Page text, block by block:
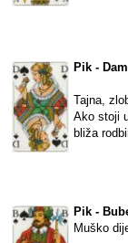
Pik -
Tajna,
Ako stoji
bliža
Pik -
Muško